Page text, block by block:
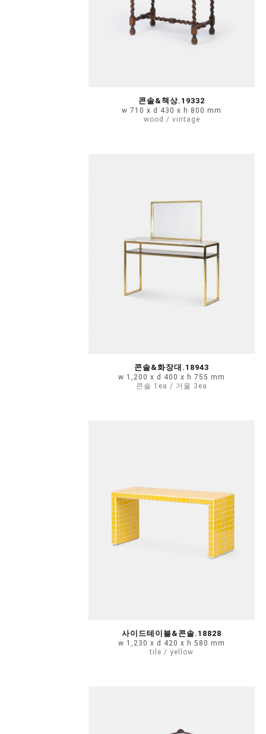
콘솔&책상.19332
w 710 x d 430 x h 800 mm
wood / vintage
콘솔&화장대.18943
w 1,200 x d 400 x h 755 mm
콘솔 1ea / 거울 3ea
사이드테이블&콘솔.18828
w 1,230 x d 420 x h 580 mm
tile / yellow